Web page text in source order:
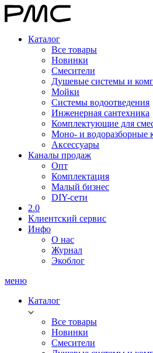
Каталог
Все товары
Новинки
Смесители
Душевые системы и
Мойки
Системы водоотведения
Инженерная сантехника
Комплектующие для
Моно- и водоразборные
Аксессуары
Каналы продаж
Опт
Комплектация
Малый бизнес
DIY-сети
2.0
Клиентский сервис
Инфо
О нас
Журнал
Экоблог
меню
Каталог
Все товары
Новинки
Смесители